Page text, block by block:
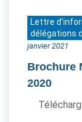
Lettre
délégations
janvier 2021
Brochure
2020